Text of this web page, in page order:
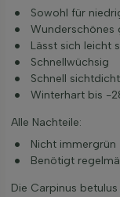
Sowohl für
Wunderschönes
Lässt sich leicht
Schnellwüchsig
Schnell sichtdicht
Winterhart bis -
Alle Nachteile:
Nicht immergrün
Benötigt
Die Carpinus